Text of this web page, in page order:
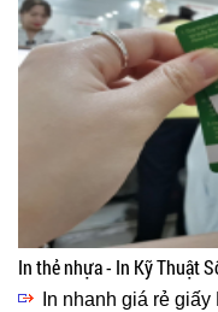
In thẻ nhựa - In Kỹ Thuật
In nhanh giá rẻ